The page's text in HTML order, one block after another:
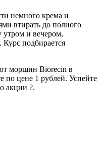
немного крема и
втирать до полного
утром и вечером,
подбирается
морщин Biorecin в
по цене 1 рублей. Успейте
акции ?.